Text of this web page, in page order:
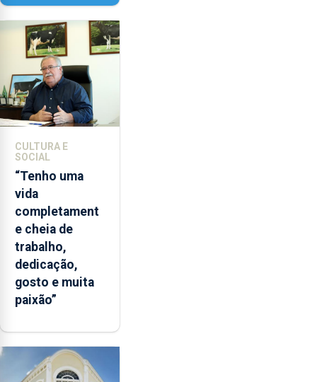
Paisagem’
CULTURA E
SOCIAL
“Tenho uma
vida
completament
e cheia de
trabalho,
dedicação,
gosto e muita
paixão”